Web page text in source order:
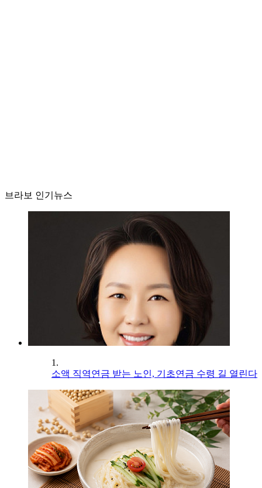
브라보 인기뉴스
1.
소액 직역연금 받는 노인, 기초연금 수령 길 열린다